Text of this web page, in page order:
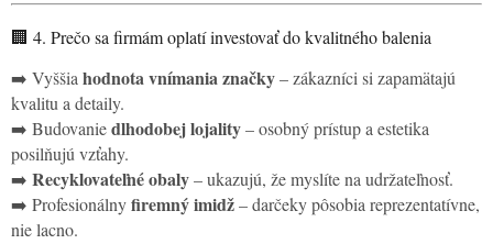
🏢 4. Prečo sa firmám oplatí investovať do kvalitného balenia
➡️ Vyššia hodnota vnímania značky– zákazníci si zapamätajú
kvalitu a detaily.
➡️ Budovaniedlhodobej lojality– osobný prístup a estetika
posilňujú vzťahy.
➡️ Recyklovateľné obaly– ukazujú, že myslíte na udržateľnosť.
➡️ Profesionálnyfiremný imidž– darčeky pôsobia reprezentatívne,
nie lacno.